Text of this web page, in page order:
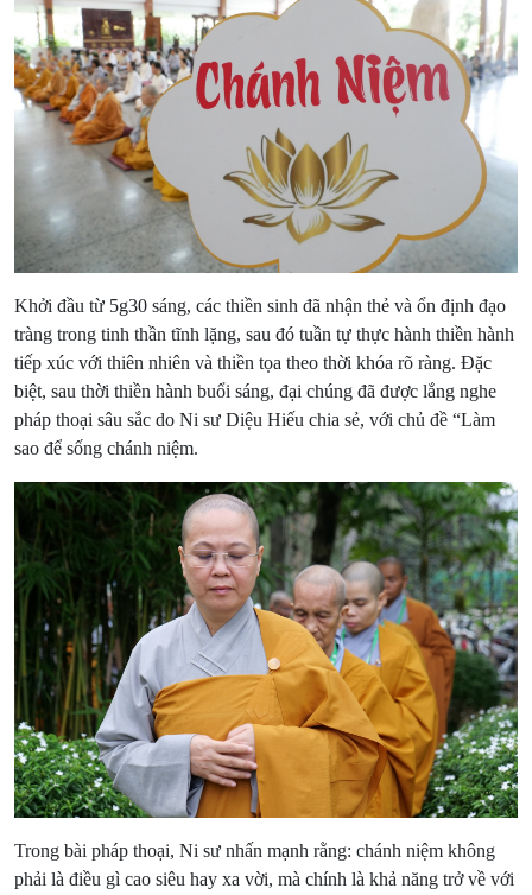
Khởi đầu từ 5g30 sáng, các thiền sinh đã nhận thẻ và ổn định đạo
tràng trong tinh thần tĩnh lặng, sau đó tuần tự thực hành thiền hành
tiếp xúc với thiên nhiên và thiền tọa theo thời khóa rõ ràng. Đặc
biệt, sau thời thiền hành buổi sáng, đại chúng đã được lắng nghe
pháp thoại sâu sắc do Ni sư Diệu Hiếu chia sẻ, với chủ đề “Làm
sao để sống chánh niệm.
Trong bài pháp thoại, Ni sư nhấn mạnh rằng: chánh niệm không
phải là điều gì cao siêu hay xa vời, mà chính là khả năng trở về với